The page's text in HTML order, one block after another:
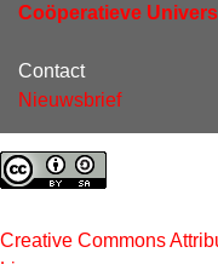
Coöperatieve
Contact
Nieuwsbrief
Creative Commons